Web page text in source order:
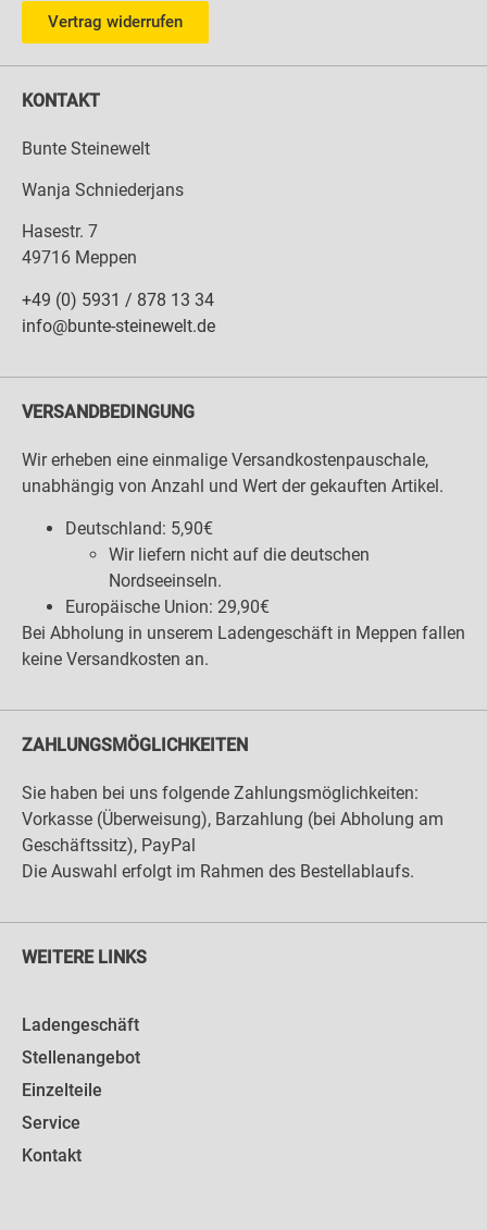
Vertrag widerrufen
KONTAKT
Bunte Steinewelt
Wanja Schniederjans
Hasestr. 7
49716 Meppen
+49 (0) 5931 / 878 13 34
info@bunte-steinewelt.de
VERSANDBEDINGUNG
Wir erheben eine einmalige Versandkostenpauschale,
unabhängig von Anzahl und Wert der gekauften Artikel.
Deutschland: 5,90€
Wir liefern nicht auf die deutschen
Nordseeinseln.
Europäische Union: 29,90€
Bei Abholung in unserem Ladengeschäft in Meppen fallen
keine Versandkosten an.
ZAHLUNGSMÖGLICHKEITEN
Sie haben bei uns folgende Zahlungsmöglichkeiten:
Vorkasse (Überweisung), Barzahlung (bei Abholung am
Geschäftssitz), PayPal
Die Auswahl erfolgt im Rahmen des Bestellablaufs.
WEITERE LINKS
Ladengeschäft
Stellenangebot
Einzelteile
Service
Kontakt